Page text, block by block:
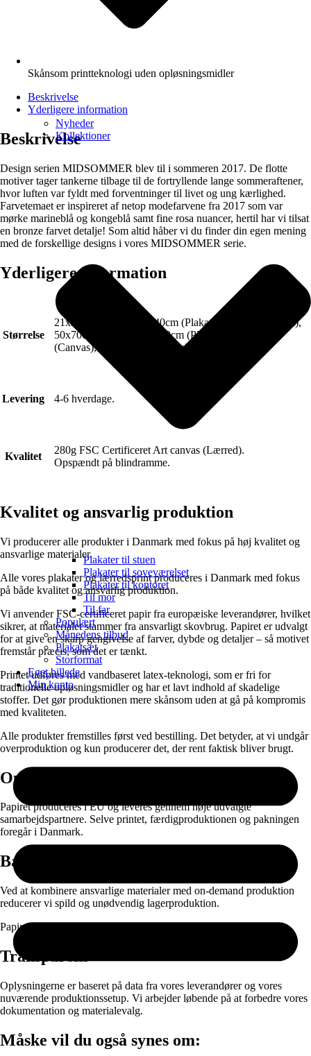
Nyheder
Kollektioner
Plakater til stuen
Plakater til soveværelset
Plakater til kontoret
Til mor
Til far
Populært
Månedens tilbud
Plakatsæt
Storformat
Eget billede
Min konto
Skånsom printteknologi uden opløsningsmidler
Beskrivelse
Yderligere information
Beskrivelse
Design serien MIDSOMMER blev til i sommeren 2017. De flotte
motiver tager tankerne tilbage til de fortryllende lange sommeraftener,
hvor luften var fyldt med forventninger til livet og ung kærlighed.
Farvetemaet er inspireret af netop modefarvene fra 2017 som var
mørke marineblå og kongeblå samt fine rosa nuancer, hertil har vi tilsat
en bronze farvet detalje! Som altid håber vi du finder din egen mening
med de forskellige designs i vores MIDSOMMER serie.
Yderligere information
Størrelse
21x30cm (Plakat), 30x40cm (Plakat), 40x50cm (Plakat),
50x70cm (Plakat), 70x100cm (Plakat), 50x70cm
(Canvas), 70x100cm (Canvas)
Levering 4-6 hverdage.
Kvalitet
280g FSC Certificeret Art canvas (Lærred).
Opspændt på blindramme.
Kvalitet og ansvarlig produktion
Vi producerer alle produkter i Danmark med fokus på høj kvalitet og
ansvarlige materialer.
Alle vores plakater og lærredsprint produceres i Danmark med fokus
på både kvalitet og ansvarlig produktion.
Vi anvender FSC-certificeret papir fra europæiske leverandører, hvilket
sikrer, at materialet stammer fra ansvarligt skovbrug. Papiret er udvalgt
for at give en skarp gengivelse af farver, dybde og detaljer – så motivet
fremstår præcis, som det er tænkt.
Printet udføres med vandbaseret latex-teknologi, som er fri for
traditionelle opløsningsmidler og har et lavt indhold af skadelige
stoffer. Det gør produktionen mere skånsom uden at gå på kompromis
med kvaliteten.
Alle produkter fremstilles først ved bestilling. Det betyder, at vi undgår
overproduktion og kun producerer det, der rent faktisk bliver brugt.
Oprindelse
Papiret produceres i EU og leveres gennem nøje udvalgte
samarbejdspartnere. Selve printet, færdigproduktionen og pakningen
foregår i Danmark.
Bæredygtighed
Ved at kombinere ansvarlige materialer med on-demand produktion
reducerer vi spild og unødvendig lagerproduktion.
Papir og emballage kan sorteres til genanvendelse efter brug.
Transparens
Oplysningerne er baseret på data fra vores leverandører og vores
nuværende produktionssetup. Vi arbejder løbende på at forbedre vores
dokumentation og materialevalg.
Måske vil du også synes om: